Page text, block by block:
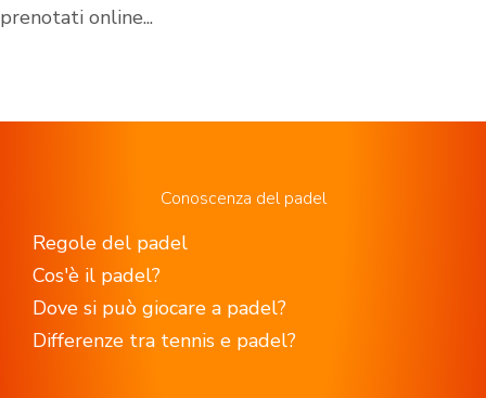
prenotati online...
Conoscenza del padel
Regole del padel
Cos'è il padel?
Dove si può giocare a padel?
Differenze tra tennis e padel?